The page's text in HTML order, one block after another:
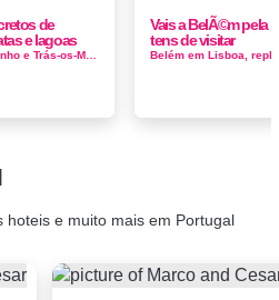
de
e lagoas
Vais a BelÃ©m pela
tens de visitar
hoteis e muito mais em Portugal